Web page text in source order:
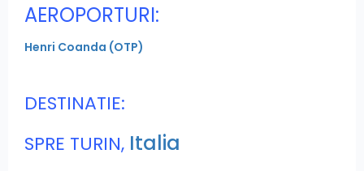
AEROPORTURI:
Henri Coanda (OTP)
DESTINATIE:
SPRE TURIN, Italia